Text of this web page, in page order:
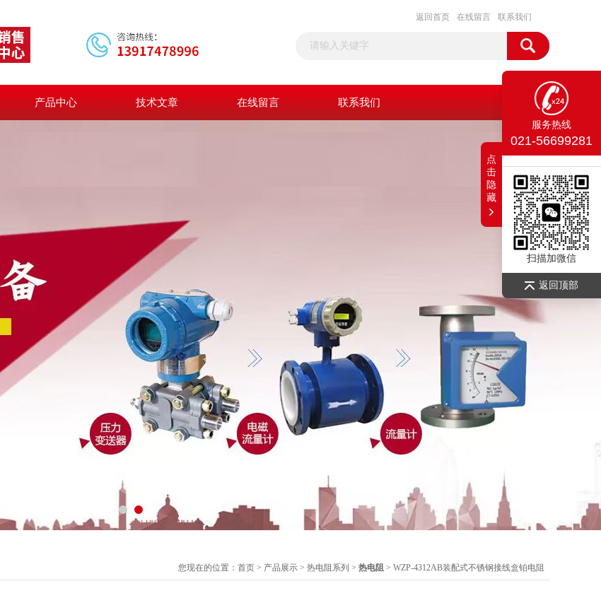
返回首页 在线留言 联系我们
产品中心 技术文章 在线留言 联系我们
您现在的位置： 首页 > 产品展示 > 热电阻系列 > 热电阻 > WZP-4312AB装配式不锈钢接线盒铂电阻
服务热线
021-56699281
扫描加微信
返回顶部
点
击
隐
藏